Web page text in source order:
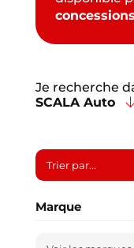
Je recherche
SCALA Auto
Marque